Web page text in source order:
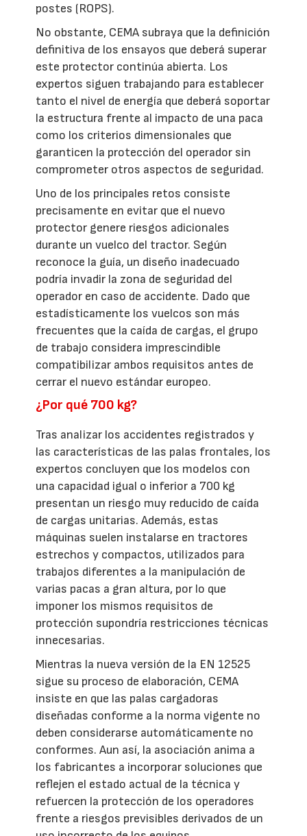
postes (ROPS).
No obstante, CEMA subraya que la definición
definitiva de los ensayos que deberá superar
este protector continúa abierta. Los
expertos siguen trabajando para establecer
tanto el nivel de energía que deberá soportar
la estructura frente al impacto de una paca
como los criterios dimensionales que
garanticen la protección del operador sin
comprometer otros aspectos de seguridad.
Uno de los principales retos consiste
precisamente en evitar que el nuevo
protector genere riesgos adicionales
durante un vuelco del tractor. Según
reconoce la guía, un diseño inadecuado
podría invadir la zona de seguridad del
operador en caso de accidente. Dado que
estadísticamente los vuelcos son más
frecuentes que la caída de cargas, el grupo
de trabajo considera imprescindible
compatibilizar ambos requisitos antes de
cerrar el nuevo estándar europeo.
¿Por qué 700 kg?
Tras analizar los accidentes registrados y
las características de las palas frontales, los
expertos concluyen que los modelos con
una capacidad igual o inferior a 700 kg
presentan un riesgo muy reducido de caída
de cargas unitarias. Además, estas
máquinas suelen instalarse en tractores
estrechos y compactos, utilizados para
trabajos diferentes a la manipulación de
varias pacas a gran altura, por lo que
imponer los mismos requisitos de
protección supondría restricciones técnicas
innecesarias.
Mientras la nueva versión de la EN 12525
sigue su proceso de elaboración, CEMA
insiste en que las palas cargadoras
diseñadas conforme a la norma vigente no
deben considerarse automáticamente no
conformes. Aun así, la asociación anima a
los fabricantes a incorporar soluciones que
reflejen el estado actual de la técnica y
refuercen la protección de los operadores
frente a riesgos previsibles derivados de un